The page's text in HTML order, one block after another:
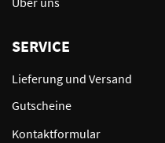
SERVICE
Lieferung und Versand
Gutscheine
Kontaktformular